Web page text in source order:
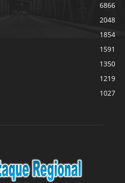
6866
2048
1854
1591
1350
1219
1027